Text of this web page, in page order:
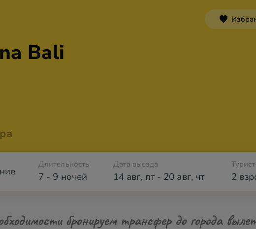
Bali
7 - 9 ночей
Длительность Дата выезда
14 авг, пт- 20 авг, чт 2
бронируем трансфер до города